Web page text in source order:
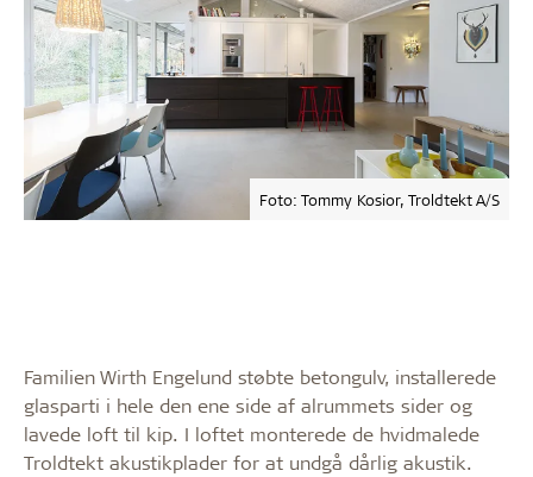
Foto: Tommy Kosior, Troldtekt A/S
Familien Wirth Engelund støbte betongulv, installerede
glasparti i hele den ene side af alrummets sider og
lavede loft til kip. I loftet monterede de hvidmalede
Troldtekt akustikplader for at undgå dårlig akustik.